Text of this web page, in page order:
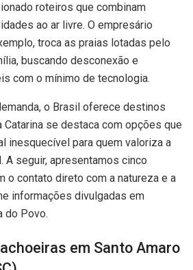
roteiros que combinam
ao ar livre. O empresário
troca as praias lotadas pelo
buscando desconexão e
com o mínimo de tecnologia.
o Brasil oferece destinos
Catarina se destaca com opções que
inesquecível para quem valoriza a
A seguir, apresentamos cinco
o contato direto com a natureza e a
informações divulgadas em
do Povo.
em Santo Amaro